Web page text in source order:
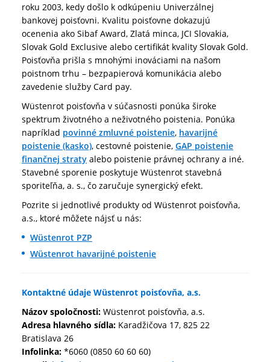
roku 2003, kedy došlo k odkúpeniu Univerzálnej
bankovej poisťovni. Kvalitu poisťovne dokazujú
ocenenia ako Sibaf Award, Zlatá minca, JCI Slovakia,
Slovak Gold Exclusive alebo certifikát kvality Slovak Gold.
Poisťovňa prišla s mnohými inováciami na našom
poistnom trhu – bezpapierová komunikácia alebo
zavedenie služby Card pay.
Wüstenrot poisťovňa v súčasnosti ponúka široke
spektrum životného a neživotného poistenia. Ponúka
napríklad povinné zmluvné poistenie, havarijné
poistenie (kasko), cestovné poistenie, GAP poistenie
finančnej straty alebo poistenie právnej ochrany a iné.
Stavebné sporenie poskytuje Wüstenrot stavebná
sporiteľňa, a. s., čo zaručuje synergický efekt.
Pozrite si jednotlivé produkty od Wüstenrot poisťovňa,
a.s., ktoré môžete nájsť u nás:
Wüstenrot PZP
Wüstenrot havarijné poistenie
Kontaktné údaje Wüstenrot poisťovňa, a.s.
Názov spoločnosti: Wüstenrot poisťovňa, a.s.
Adresa hlavného sídla: Karadžičova 17, 825 22
Bratislava 26
Infolinka: *6060 (0850 60 60 60)